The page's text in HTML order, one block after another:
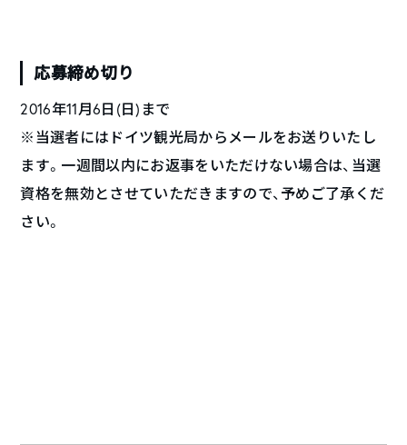
応募締め切り
2016年11月6日(日)まで
※当選者にはドイツ観光局からメールをお送りいたし
ます。一週間以内にお返事をいただけない場合は、当選
資格を無効とさせていただきますので、予めご了承くだ
さい。